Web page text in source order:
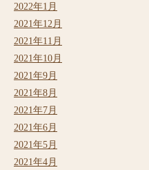
2022年1月
2021年12月
2021年11月
2021年10月
2021年9月
2021年8月
2021年7月
2021年6月
2021年5月
2021年4月